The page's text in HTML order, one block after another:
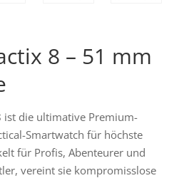
8 – 51 mm
ist die ultimative Premium-
Smartwatch für höchste
für Profis, Abenteurer und
vereint sie kompromisslose